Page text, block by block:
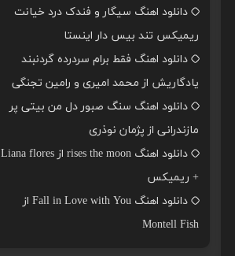
دانلود اهنگ سیگار و فندک درد خیانت
ریمیکس تند بیس دار اینستا
دانلود اهنگ فقط برام سردرده گردنبند
یادگاریش از محمد امیری و رامین تجنگی
دانلود اهنگ سنگ صبور دل من بیتی پر
مازندرانی از پژمان نوذری
دانلود اهنگ rises the moon از Liana flores
+ ریمیکس
دانلود اهنگ Fall in Love with You از
Montell Fish